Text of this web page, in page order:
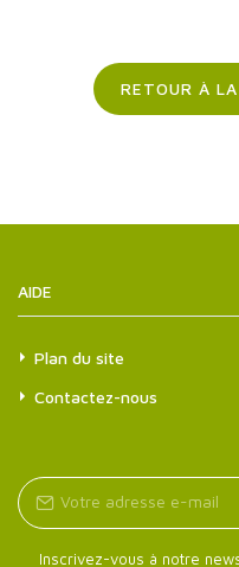
RETOUR À
AIDE
Plan du site
Contactez-nous
Inscrivez-vous à notre